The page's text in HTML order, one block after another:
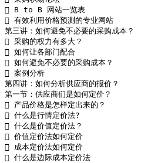
 B to B 网站一览表
 有效利用价格预测的专业网站
第三讲：如何避免不必要的采购成本？
 采购的权力有多大？
 如何让各部门配合
 如何避免不必要的采购成本？
 案例分析
第四讲：如何分析供应商的报价？
第一节：供应商们是如何定价？
 产品价格是怎样定出来的？
 什么是行情定价法?
 什么是价值定价法？
 价值定价法如何定价
 成本定价法如何定价
 什么是边际成本定价法